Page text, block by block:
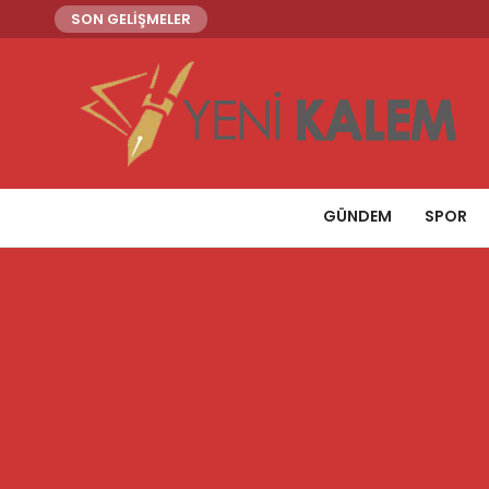
SON GELİŞMELER
GÜNDEM SPOR